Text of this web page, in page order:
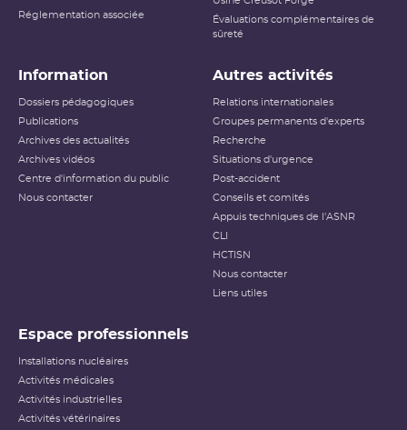
Réglementation associée
Évaluations complémentaires de
sûreté
Information
Dossiers pédagogiques
Publications
Archives des actualités
Archives vidéos
Centre d'information du public
Nous contacter
Autres activités
Relations internationales
Groupes permanents d'experts
Recherche
Situations d'urgence
Post-accident
Conseils et comités
Appuis techniques de l'ASNR
CLI
HCTISN
Nous contacter
Liens utiles
Espace professionnels
Installations nucléaires
Activités médicales
Activités industrielles
Activités vétérinaires